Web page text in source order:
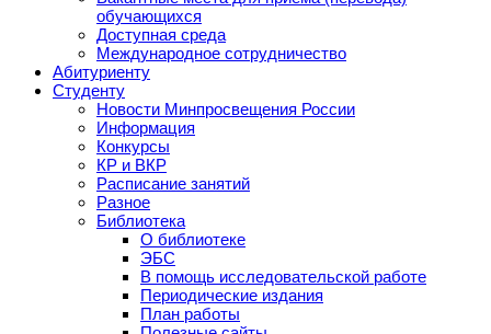
обучающихся
Доступная среда
Международное сотрудничество
Абитуриенту
Студенту
Новости Минпросвещения России
Информация
Конкурсы
КР и ВКР
Расписание занятий
Разное
Библиотека
О библиотеке
ЭБС
В помощь исследовательской работе
Периодические издания
План работы